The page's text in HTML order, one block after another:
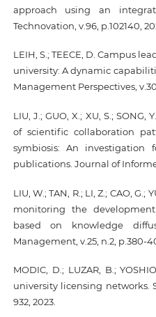
approach using an
Technovation, v.96, p.102140,
LEIH, S.; TEECE, D. Campus
university: A dynamic
Management Perspectives, v.30,
LIU, J.; GUO, X.; XU, S.;
of scientific collaboration
symbiosis: An investigation
publications. Journal of
LIU, W.; TAN, R.; LI, Z.; CAO,
monitoring the
based on knowledge
Management, v.25, n.2, p.380-
MODIC, D.; LUZAR, B.;
university licensing networks.
932, 2023.